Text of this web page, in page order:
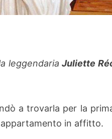
leggendariaJuliette
a trovarla per la
appartamento in affitto.